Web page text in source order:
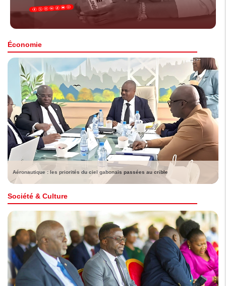
Économie
Société & Culture
Aéronautique : les priorités du ciel gabonais passées au crible